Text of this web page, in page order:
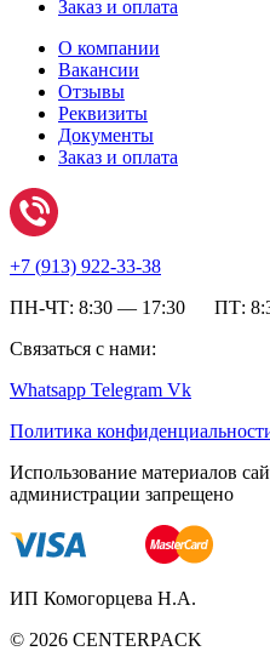
Заказ и оплата
О компании
Вакансии
Отзывы
Реквизиты
Документы
Заказ и оплата
+7 (913) 922-33-38
ПН-ЧТ: 8:30 — 17:30 ПТ:
Связаться с нами:
Whatsapp Telegram Vk
Политика
Использование материалов
администрации запрещено
ИП Комогорцева Н.А.
© 2026 CENTERPACK